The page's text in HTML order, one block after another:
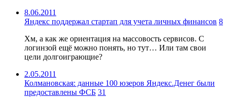
8.06.2011
Яндекс поддержал стартап для учета личных финансов 8
Хм, а как же ориентация на массовость сервисов. С
логинзой ещё можно понять, но тут… Или там свои
цели долгоиграющие?
2.05.2011
Колмановская: данные 100 юзеров Яндекс.Денег были
предоставлены ФСБ 31